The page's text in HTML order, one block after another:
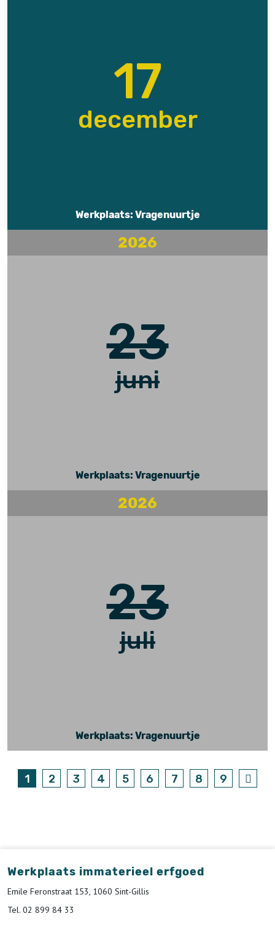
17
december
Werkplaats: Vragenuurtje
2026
23
juli
Werkplaats: Vragenuurtje
2026
23
juni
Werkplaats: Vragenuurtje
1 2 3 4 5 6 7 8 9
Werkplaats immaterieel erfgoed
Emile Feronstraat 153, 1060 Sint-Gillis
Tel. 02 899 84 33